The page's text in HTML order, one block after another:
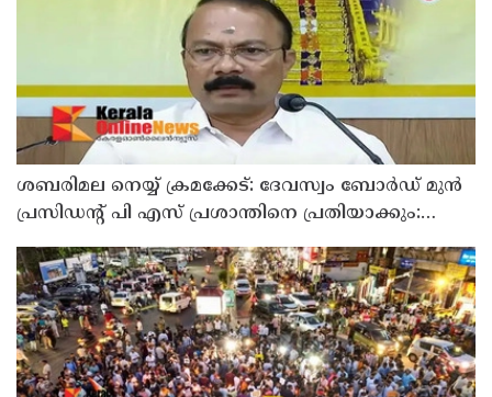
ശബരിമല നെയ്യ് ക്രമക്കേട്: ദേവസ്വം ബോര്‍ഡ് മുന്‍
പ്രസിഡന്റ് പി എസ് പ്രശാന്തിനെ പ്രതിയാക്കും: